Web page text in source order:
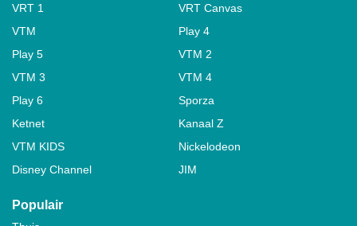
VRT 1
VRT Canvas
VTM
Play 4
Play 5
VTM 2
VTM 3
VTM 4
Play 6
Sporza
Ketnet
Kanaal Z
VTM KIDS
Nickelodeon
Disney Channel
JIM
Populair